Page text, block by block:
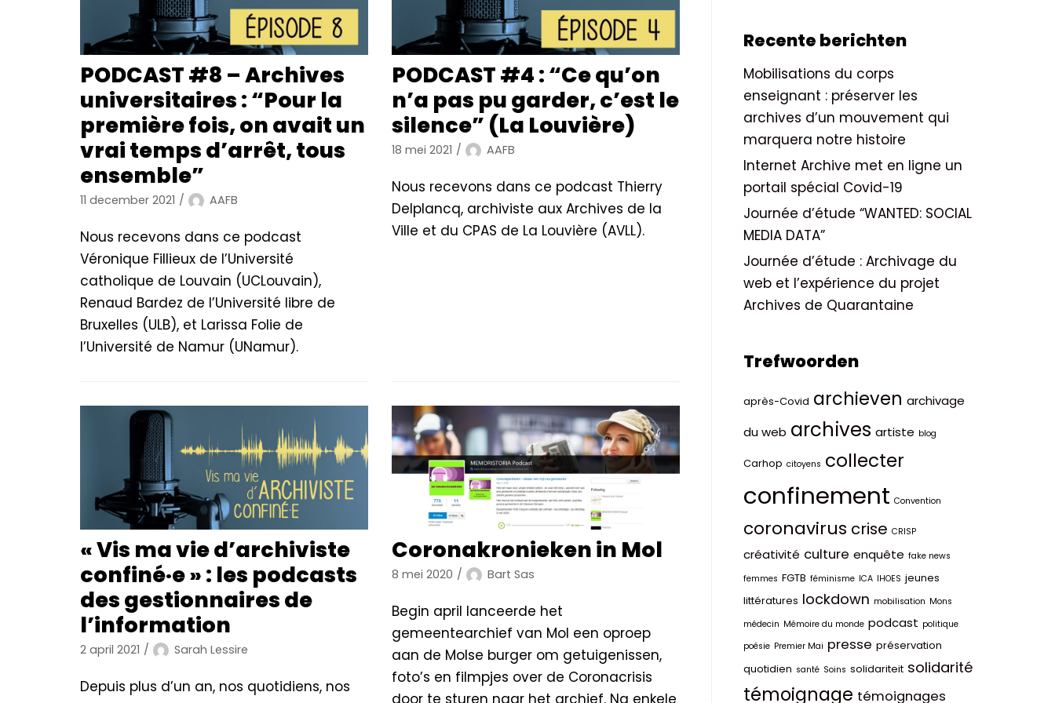
PODCAST #8 – Archives
universitaires : “Pour la
première fois, on avait un
vrai temps d’arrêt, tous
ensemble”
11 december 2021 AAFB
Nous recevons dans ce podcast
Véronique Fillieux de l’Université
catholique de Louvain (UCLouvain),
Renaud Bardez de l’Université libre de
Bruxelles (ULB), et Larissa Folie de
l’Université de Namur (UNamur).
PODCAST #4 : “Ce qu’on
n’a pas pu garder, c’est le
silence” (La Louvière)
18 mei 2021 AAFB
Nous recevons dans ce podcast Thierry
Delplancq, archiviste aux Archives de la
Ville et du CPAS de La Louvière (AVLL).
« Vis ma vie d’archiviste
confiné·e » : les podcasts
des gestionnaires de
l’information
2 april 2021 Sarah Lessire
Depuis plus d’un an, nos quotidiens, nos
Coronakronieken in Mol
8 mei 2020 Bart Sas
Begin april lanceerde het
gemeentearchief van Mol een oproep
aan de Molse burger om getuigenissen,
foto’s en filmpjes over de Coronacrisis
door te sturen naar het archief. Na enkele
Recente berichten
Mobilisations du corps
enseignant : préserver les
archives d’un mouvement qui
marquera notre histoire
Internet Archive met en ligne un
portail spécial Covid-19
Journée d’étude “WANTED: SOCIAL
MEDIA DATA”
Journée d’étude : Archivage du
web et l’expérience du projet
Archives de Quarantaine
Trefwoorden
après-Covid archieven archivage
du web archives artiste blog
Carhop citoyens collecter
confinement Convention
coronavirus crise CRISP
créativité culture enquête fake news
femmes FGTB féminisme ICA IHOES jeunes
littératures lockdown mobilisation Mons
médecin Mémoire du monde podcast politique
poésie Premier Mai presse préservation
quotidien santé Soins solidariteit solidarité
témoignage témoignages